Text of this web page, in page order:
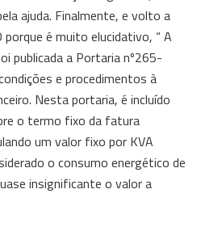
ajuda. Finalmente, e volto a
é muito elucidativo, “ A
publicada a Portaria nº265-
e procedimentos à
Nesta portaria, é incluído
o termo fixo da fatura
um valor fixo por KVA
o consumo energético de
insignificante o valor a